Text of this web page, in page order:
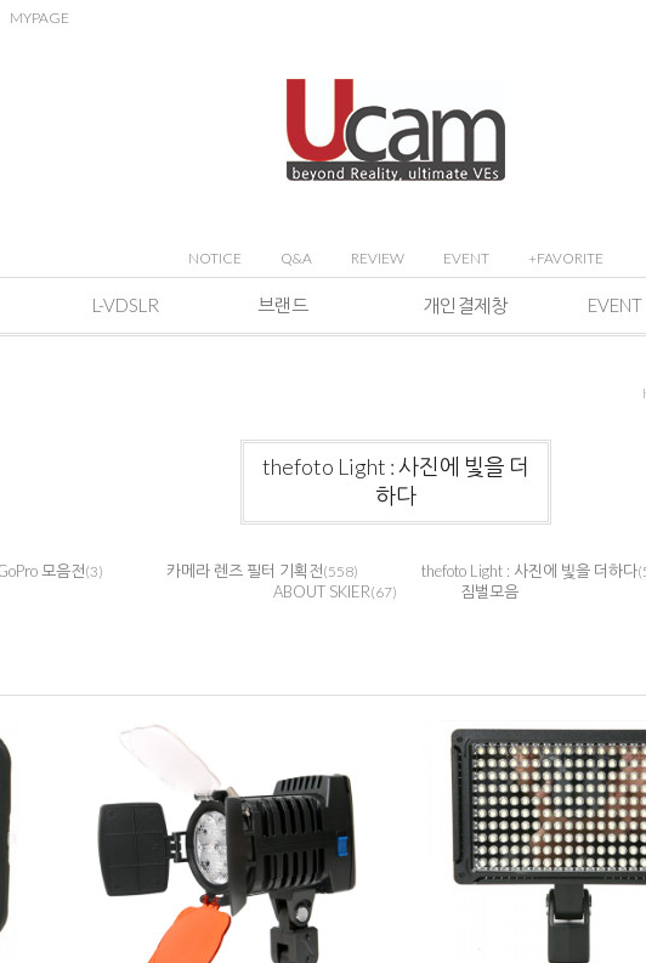
MYPAGE
NOTICE Q&A REVIEW EVENT +FAVORITE
L-VDSLR 브랜드 개인결제창
thefoto Light : 사진에 빛을 더
하다
모음전(3) 카메라 렌즈 필터 기획전(558) thefoto Light : 사진에 빛을 더하다
ABOUT SKIER(67) 짐벌모음